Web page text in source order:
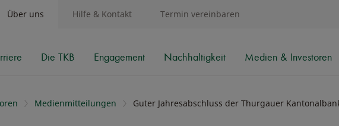
Über uns
Die TKB Engagement Nachhaltigkeit Medien & Investoren
Hilfe & Kontakt Termin vereinbaren
Medienmitteilungen Guter Jahresabschluss der Thurgauer